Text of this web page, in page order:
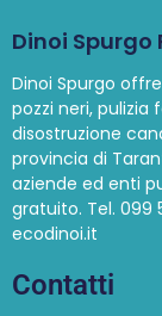
Dinoi Spurgo
Dinoi Spurgo
pozzi neri, pulizia
disostruzione
provincia di
aziende ed enti
gratuito. Tel. 099
ecodinoi.it
Contatti